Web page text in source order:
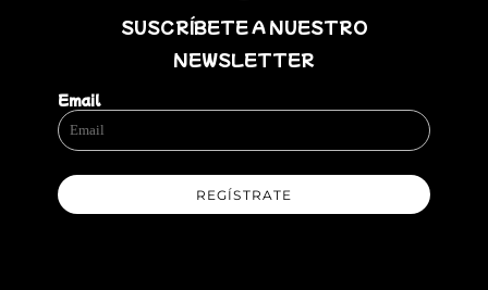
SUSCRÍBETE A NUESTRO
NEWSLETTER
Email
REGÍSTRATE